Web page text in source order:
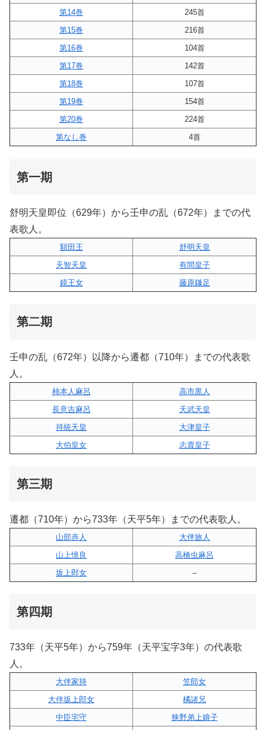
第14巻
245首
第15巻
216首
第16巻
104首
第17巻
142首
第18巻
107首
第19巻
154首
第20巻
224首
第なし巻
4首
第一期
舒明天皇即位（629年）から壬申の乱（672年）までの代
表歌人。
額田王
舒明天皇
天智天皇
有間皇子
鏡王女
藤原鎌足
第二期
壬申の乱（672年）以降から遷都（710年）までの代表歌
人。
柿本人麻呂
高市黒人
長意吉麻呂
天武天皇
持統天皇
大津皇子
大伯皇女
志貴皇子
第三期
遷都（710年）から733年（天平5年）までの代表歌人。
山部赤人
大伴旅人
山上憶良
高橋虫麻呂
坂上郎女
–
第四期
733年（天平5年）から759年（天平宝字3年）の代表歌
人。
大伴家持
笠郎女
大伴坂上郎女
橘諸兄
中臣宅守
狭野弟上娘子